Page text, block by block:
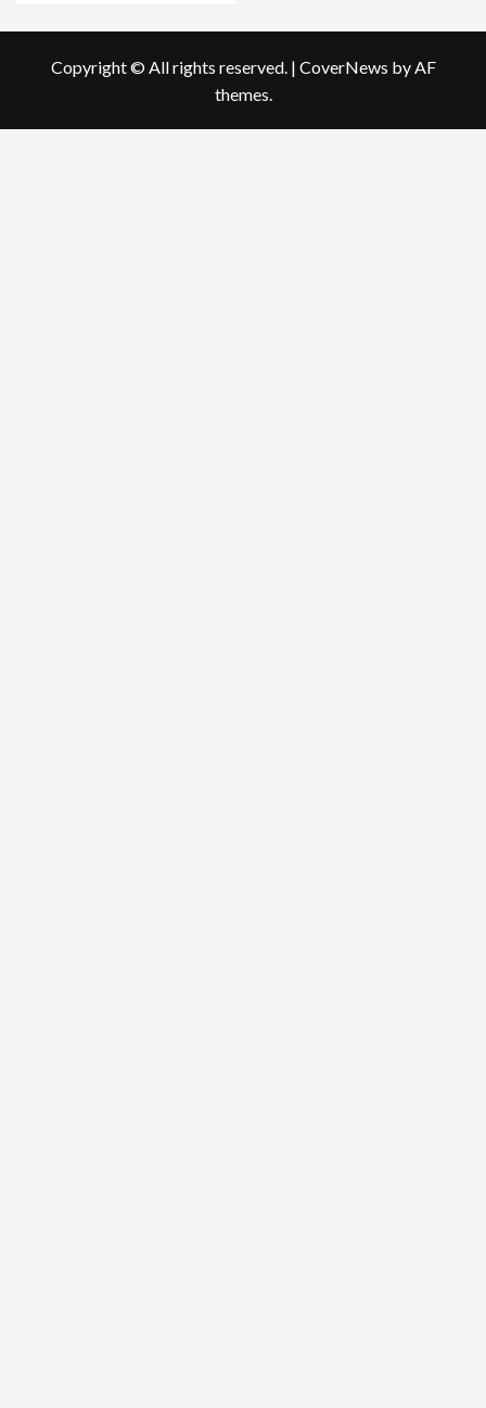
Copyright © All rights reserved. | CoverNews by AF
themes.